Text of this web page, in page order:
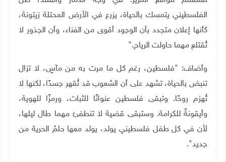
الفلسطيني يتمسك بالحياة، يزرع في الأرض المحتلة زيتونة،
كأنها إعلان متجدد بأن الوجود أقوى من الفناء، وأن الجذور لا
تُقتلع مهما حاولت الرياح".
وأضاف: "فلسطين، رغم كل ما مرت به من مآسٍ، لا تزال
تنبض بالحياة، تشهد على أن الشعوب قد تُقهر جسدًا، لكنها لا
تُهزم روحًا. وتبقى فلسطين عنوانًا للثبات، ورمزًا للهوية،
وأيقونةً للكرامة. وستبقى قضية لا تنطفئ مهما طال ليلها،
لأن في كل طفل فلسطيني يولد، يولد معها حلمُ الحرية من
جديد"
.